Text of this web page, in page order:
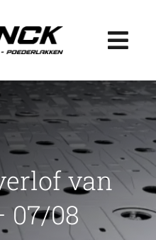
van
07/08